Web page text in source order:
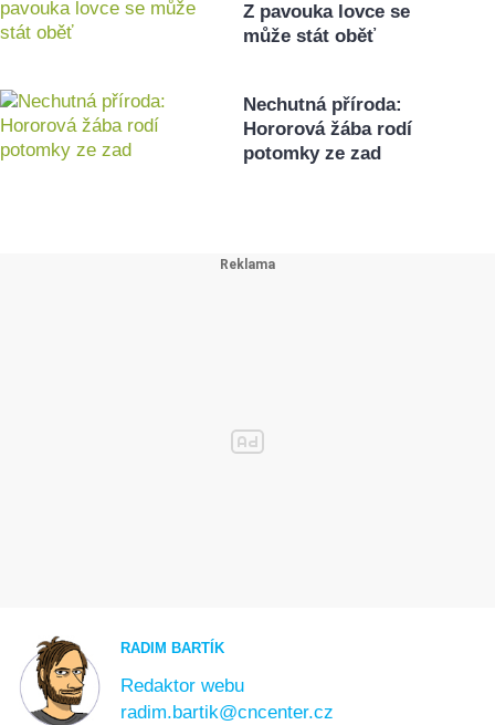
Z pavouka lovce se
může stát oběť
Nechutná příroda:
Hororová žába rodí
potomky ze zad
RADIM BARTÍK
Redaktor webu
radim.bartik@cncenter.cz